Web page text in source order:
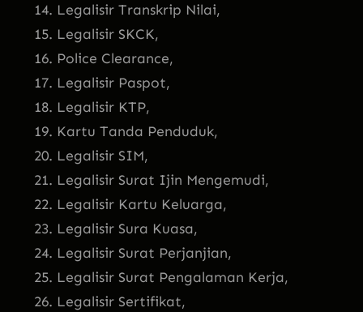
Legalisir Transkrip Nilai,
Legalisir SKCK,
Police Clearance,
Legalisir Paspot,
Legalisir KTP,
Kartu Tanda Penduduk,
Legalisir SIM,
Legalisir Surat Ijin Mengemudi,
Legalisir Kartu Keluarga,
Legalisir Sura Kuasa,
Legalisir Surat Perjanjian,
Legalisir Surat Pengalaman Kerja,
Legalisir Sertifikat,